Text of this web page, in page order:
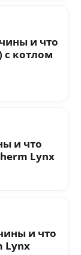
и что
с котлом
и что
Lynx
и что
Lynx